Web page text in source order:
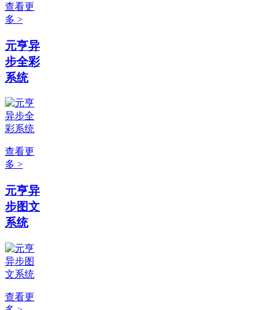
查看更
多 >
元亨异
步全彩
系统
查看更
多 >
元亨异
步图文
系统
查看更